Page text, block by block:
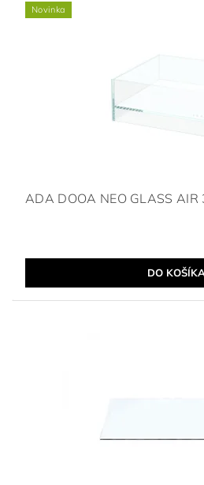
Novinka
ADA DOOA NEO GLASS